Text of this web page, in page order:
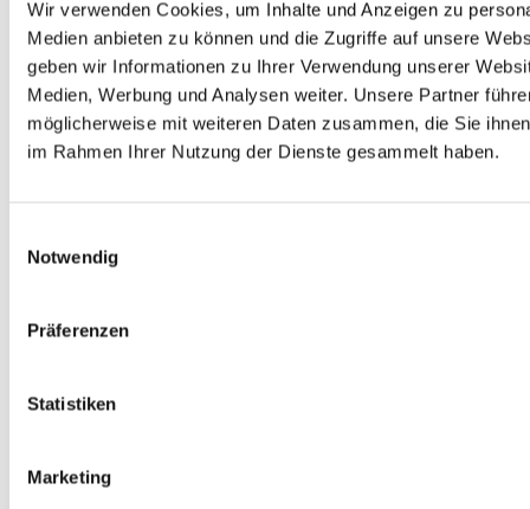
Wir verwenden Cookies, um Inhalte und Anzeigen zu
Medien anbieten zu können und die Zugriffe auf unsere
geben wir Informationen zu Ihrer Verwendung unserer
Medien, Werbung und Analysen weiter. Unsere Partner
möglicherweise mit weiteren Daten zusammen, die Sie
im Rahmen Ihrer Nutzung der Dienste gesammelt haben.
Notwendig
Präferenzen
Statistiken
Marketing